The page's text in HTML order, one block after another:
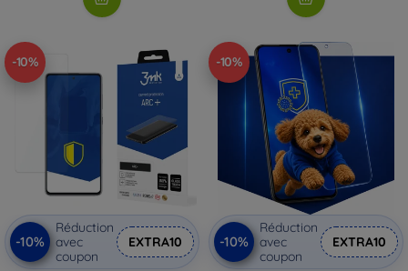
-10%
-10%
Réduction
avec
coupon
EXTRA10
-10%
-10%
Réduction
avec
coupon
EXTRA10